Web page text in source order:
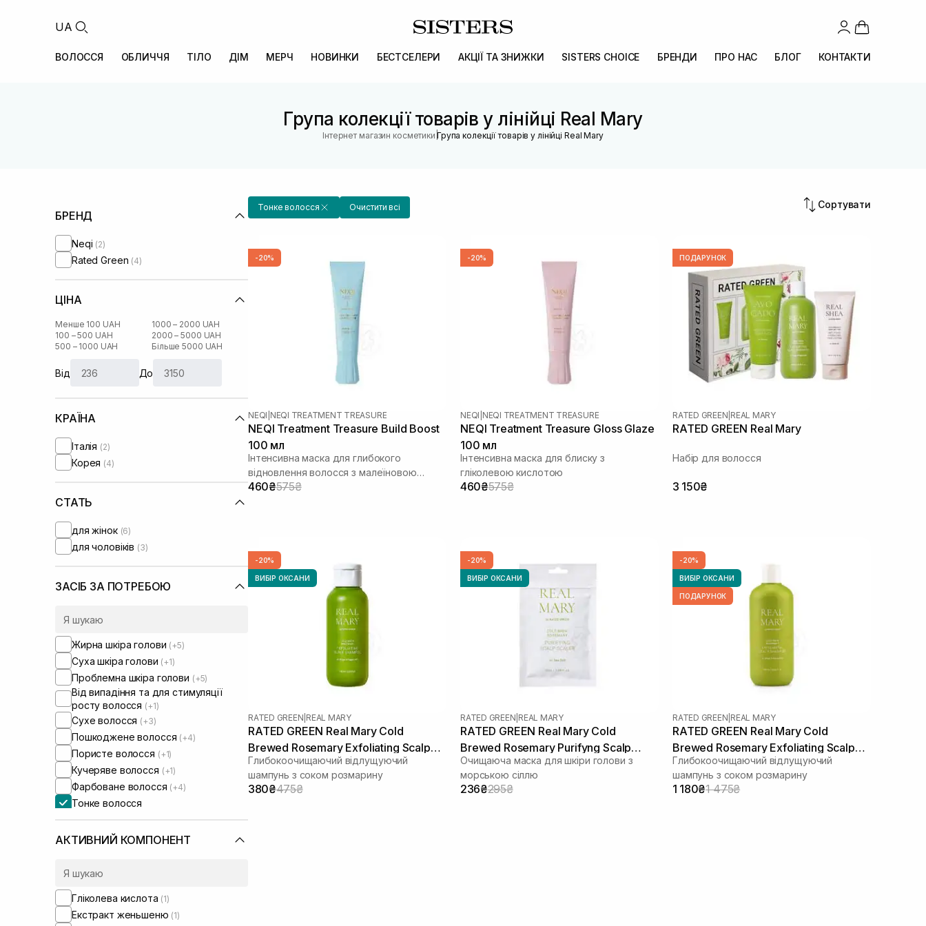
UA
ВОЛОССЯ ОБЛИЧЧЯ ТІЛО ДІМ МЕРЧ НОВИНКИ БЕСТСЕЛЕРИ АКЦІЇ ТА ЗНИЖКИ SISTERS CHOICE БРЕНДИ ПРО НАС БЛОГ КОНТАКТИ
Група колекції товарів у лінійці Real Mary
Інтернет магазин косметики |Група колекції товарів у лінійці Real Mary
БРЕНД
Neqi (2)
Rated Green (4)
ЦІНА
Менше 100 UAH
100 – 500 UAH
500 – 1000 UAH
1000 – 2000 UAH
2000 – 5000 UAH
Більше 5000 UAH
Від До
КРАЇНА
Італія (2)
Корея (4)
СТАТЬ
для жінок (6)
для чоловіків (3)
ЗАСІБ ЗА ПОТРЕБОЮ
Жирна шкіра голови (+5)
Суха шкіра голови (+1)
Проблемна шкіра голови (+5)
Від випадіння та для стимуляції
росту волосся (+1)
Сухе волосся (+3)
Пошкоджене волосся (+4)
Пористе волосся (+1)
Кучеряве волосся (+1)
Фарбоване волосся (+4)
Тонке волосся
Ламке волосся(+3)
Для обʼєму волосся(+2)
Для глибокого очищення
Для блиску волосся
АКТИВНИЙ КОМПОНЕНТ
Гліколева кислота (1)
Екстракт женьшеню (1)
Тонке волосся Очистити всі Сортувати
-20%
NEQI NEQI TREATMENT TREASURE
NEQI Treatment Treasure Build Boost
100 мл
Інтенсивна маска для глибокого
відновлення волосся з малеїновою
кислотою
460₴575₴
-20%
NEQI NEQI TREATMENT TREASURE
NEQI Treatment Treasure Gloss Glaze
100 мл
Інтенсивна маска для блиску з
гліколевою кислотою
460₴575₴
ПОДАРУНОК
RATED GREEN REAL MARY
RATED GREEN Real Mary
Набір для волосся
3 150₴
-20%
ВИБІР ОКСАНИ
RATED GREEN REAL MARY
RATED GREEN Real Mary Cold
Brewed Rosemary Exfoliating Scalp
Shampoo 100 мл
Глибокоочищаючий відлущуючий
шампунь з соком розмарину
380₴475₴
-20%
ВИБІР ОКСАНИ
RATED GREEN REAL MARY
RATED GREEN Real Mary Cold
Brewed Rosemary Purifyng Scalp
Scaler 50 мл
Очищаюча маска для шкіри голови з
морською сіллю
236₴295₴
-20%
ВИБІР ОКСАНИ
ПОДАРУНОК
RATED GREEN REAL MARY
RATED GREEN Real Mary Cold
Brewed Rosemary Exfoliating Scalp
Shampoo 400 ml
Глибокоочищаючий відлущуючий
шампунь з соком розмарину
1 180₴1 475₴